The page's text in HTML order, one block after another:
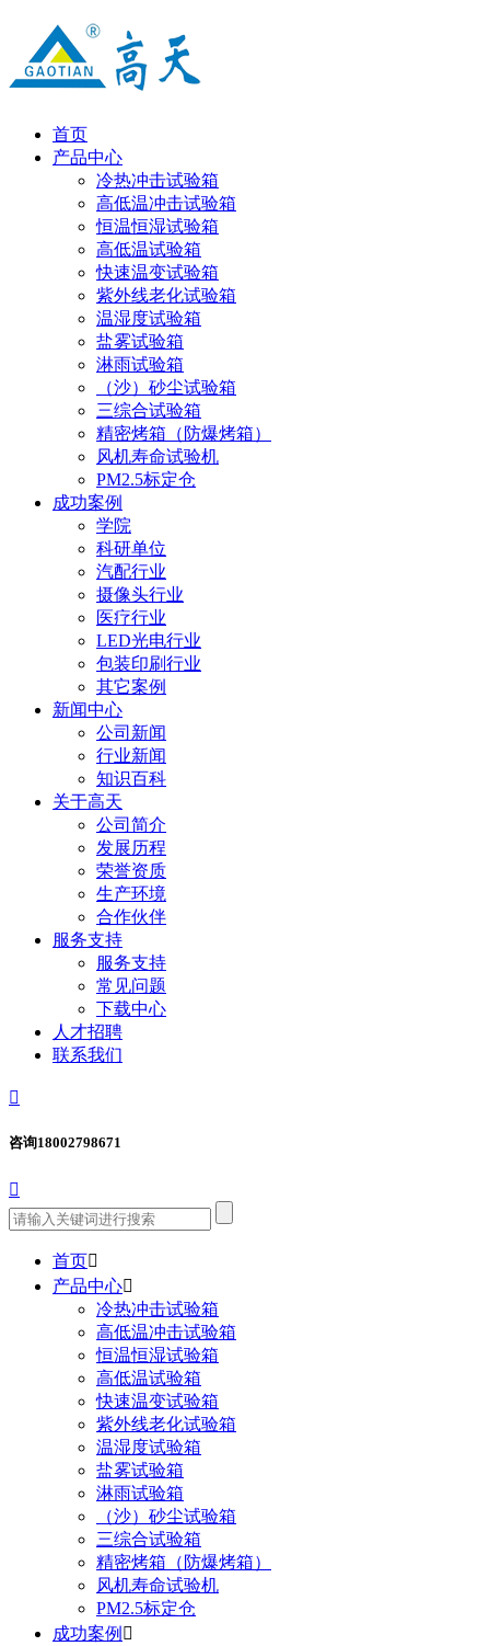
首页
产品中心
冷热冲击试验箱
高低温冲击试验箱
恒温恒湿试验箱
高低温试验箱
快速温变试验箱
紫外线老化试验箱
温湿度试验箱
盐雾试验箱
淋雨试验箱
（沙）砂尘试验箱
三综合试验箱
精密烤箱（防爆烤箱）
风机寿命试验机
PM2.5标定仓
成功案例
学院
科研单位
汽配行业
摄像头行业
医疗行业
LED光电行业
包装印刷行业
其它案例
新闻中心
公司新闻
行业新闻
知识百科
关于高天
公司简介
发展历程
荣誉资质
生产环境
合作伙伴
服务支持
服务支持
常见问题
下载中心
人才招聘
联系我们

咨询18002798671

首页
产品中心
冷热冲击试验箱
高低温冲击试验箱
恒温恒湿试验箱
高低温试验箱
快速温变试验箱
紫外线老化试验箱
温湿度试验箱
盐雾试验箱
淋雨试验箱
（沙）砂尘试验箱
三综合试验箱
精密烤箱（防爆烤箱）
风机寿命试验机
PM2.5标定仓
成功案例 